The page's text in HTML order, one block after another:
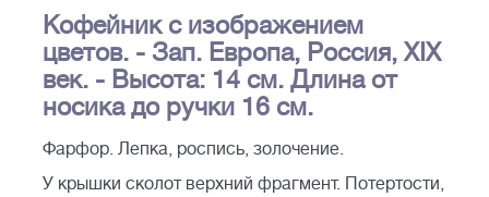
Кофейник с изображением
цветов. - Зап. Европа, Россия, XIX
век. - Высота: 14 см. Длина от
носика до ручки 16 см.
Фарфор. Лепка, роспись, золочение.
У крышки сколот верхний фрагмент. Потертости,